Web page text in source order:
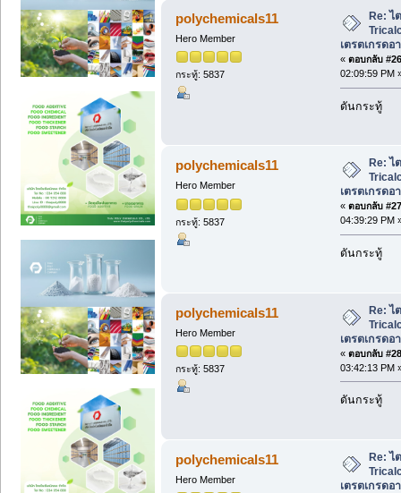
polychemicals11
Hero Member
กระทู้: 5837
Re: ไ
เตรตเกรดอ
« ตอบกลับ
02:09:59 PM
ดันกระทู้
polychemicals11
Hero Member
กระทู้: 5837
Re: ไ
เตรตเกรดอ
« ตอบกลับ
04:39:29 PM
ดันกระทู้
polychemicals11
Hero Member
กระทู้: 5837
Re: ไ
เตรตเกรดอ
« ตอบกลับ
03:42:13 PM
ดันกระทู้
polychemicals11
Hero Member
Re: ไ
เตรตเกรดอ